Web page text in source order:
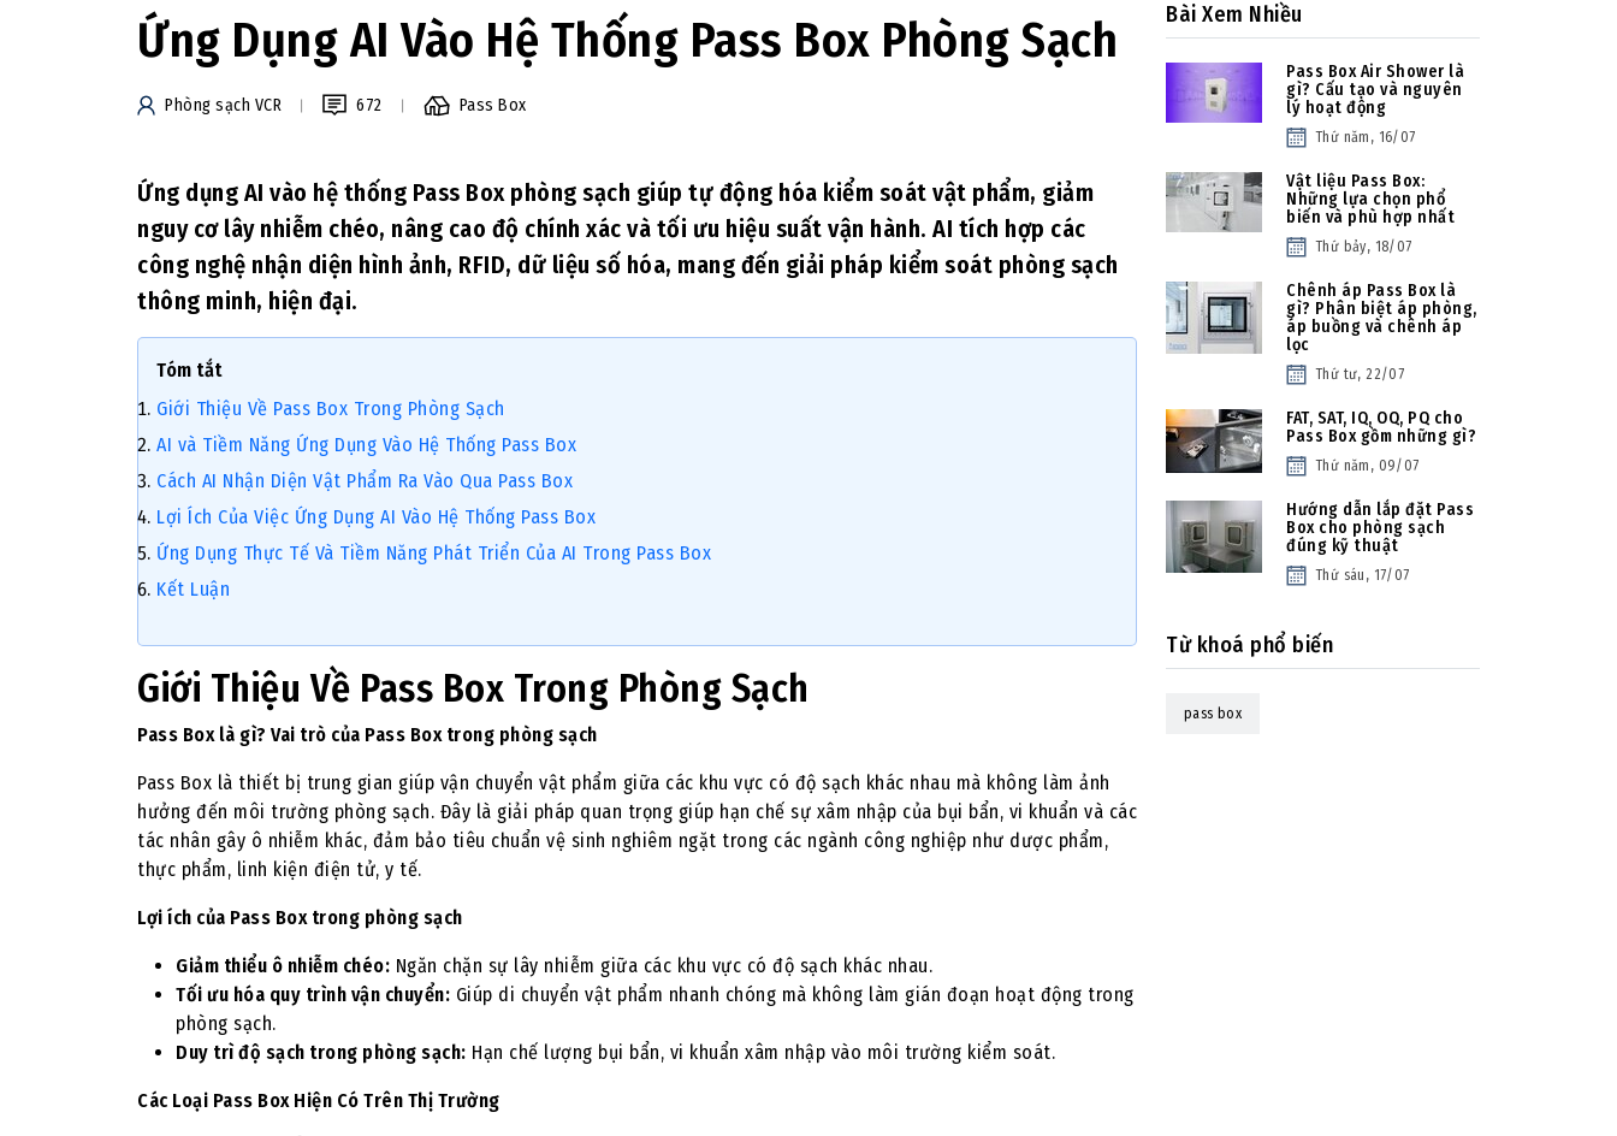
Ứng Dụng AI Vào Hệ Thống Pass Box Phòng Sạch
Phòng sạch VCR 672 Pass Box
Ứng dụng AI vào hệ thống Pass Box phòng sạch giúp tự động hóa kiểm soát vật phẩm, giảm
nguy cơ lây nhiễm chéo, nâng cao độ chính xác và tối ưu hiệu suất vận hành. AI tích hợp các
công nghệ nhận diện hình ảnh, RFID, dữ liệu số hóa, mang đến giải pháp kiểm soát phòng sạch
thông minh, hiện đại.
Tóm tắt
Giới Thiệu Về Pass Box Trong Phòng Sạch
AI và Tiềm Năng Ứng Dụng Vào Hệ Thống Pass Box
Cách AI Nhận Diện Vật Phẩm Ra Vào Qua Pass Box
Lợi Ích Của Việc Ứng Dụng AI Vào Hệ Thống Pass Box
Ứng Dụng Thực Tế Và Tiềm Năng Phát Triển Của AI Trong Pass Box
Kết Luận
Giới Thiệu Về Pass Box Trong Phòng Sạch
Pass Box là gì? Vai trò của Pass Box trong phòng sạch
Pass Box là thiết bị trung gian giúp vận chuyển vật phẩm giữa các khu vực có độ sạch khác nhau mà không làm ảnh
hưởng đến môi trường phòng sạch. Đây là giải pháp quan trọng giúp hạn chế sự xâm nhập của bụi bẩn, vi khuẩn và các
tác nhân gây ô nhiễm khác, đảm bảo tiêu chuẩn vệ sinh nghiêm ngặt trong các ngành công nghiệp như dược phẩm,
thực phẩm, linh kiện điện tử, y tế.
Lợi ích của Pass Box trong phòng sạch
Giảm thiểu ô nhiễm chéo: Ngăn chặn sự lây nhiễm giữa các khu vực có độ sạch khác nhau.
Tối ưu hóa quy trình vận chuyển: Giúp di chuyển vật phẩm nhanh chóng mà không làm gián đoạn hoạt động trong
phòng sạch.
Duy trì độ sạch trong phòng sạch: Hạn chế lượng bụi bẩn, vi khuẩn xâm nhập vào môi trường kiểm soát.
Các Loại Pass Box Hiện Có Trên Thị Trường
Bài Xem Nhiều
Pass Box Air Shower là
gì? Cấu tạo và nguyên
lý hoạt động
Thứ năm, 16/07
Vật liệu Pass Box:
Những lựa chọn phổ
biến và phù hợp nhất
Thứ bảy, 18/07
Chênh áp Pass Box là
gì? Phân biệt áp phòng,
áp buồng và chênh áp
lọc
Thứ tư, 22/07
FAT, SAT, IQ, OQ, PQ cho
Pass Box gồm những gì?
Thứ năm, 09/07
Hướng dẫn lắp đặt Pass
Box cho phòng sạch
đúng kỹ thuật
Thứ sáu, 17/07
Từ khoá phổ biến
pass box